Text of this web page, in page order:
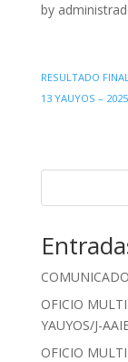
by
RESULTADO
13 YAUYOS – 2025
OFICIO
YAUYOS/J-
OFICIO